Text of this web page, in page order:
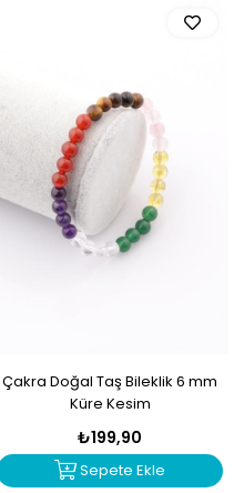
Çakra Doğal Taş Bileklik 6 mm
Küre Kesim
₺199,90
Sepete Ekle